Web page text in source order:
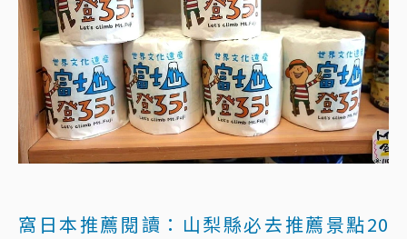
窩日本推薦閱讀： 山梨縣必去推薦景點20